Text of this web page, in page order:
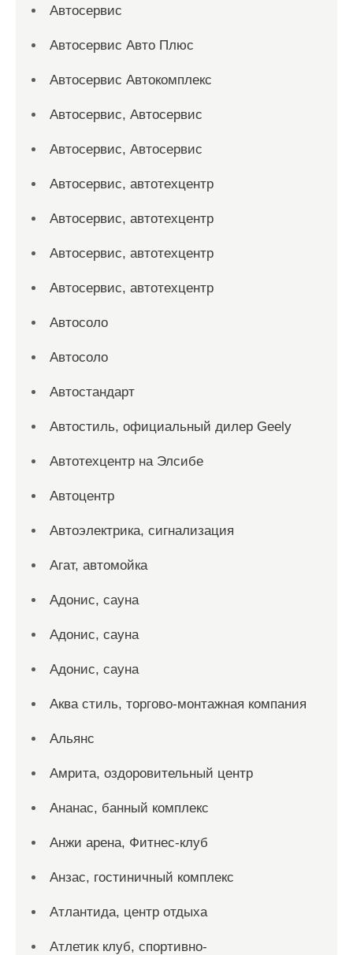
Автосервис
Автосервис Авто Плюс
Автосервис Автокомплекс
Автосервис, Автосервис
Автосервис, Автосервис
Автосервис, автотехцентр
Автосервис, автотехцентр
Автосервис, автотехцентр
Автосервис, автотехцентр
Автосоло
Автосоло
Автостандарт
Автостиль, официальный дилер Geely
Автотехцентр на Элсибе
Автоцентр
Автоэлектрика, сигнализация
Агат, автомойка
Адонис, сауна
Адонис, сауна
Адонис, сауна
Аква стиль, торгово-монтажная компания
Альянс
Амрита, оздоровительный центр
Ананас, банный комплекс
Анжи арена, Фитнес-клуб
Анзас, гостиничный комплекс
Атлантида, центр отдыха
Атлетик клуб, спортивно-